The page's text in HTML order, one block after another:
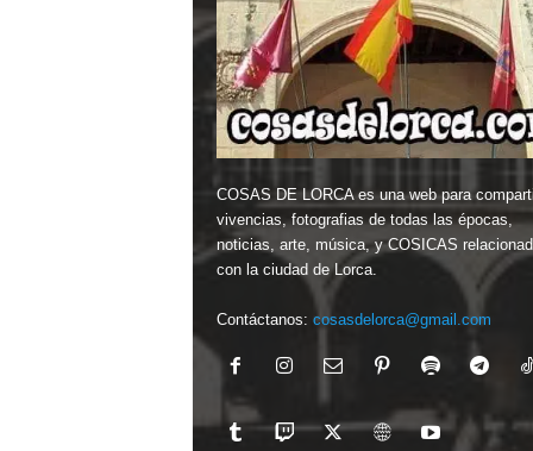
COSAS DE LORCA es una web para
vivencias, fotografias de todas las épocas,
noticias, arte, música, y COSICAS
con la ciudad de Lorca.
Contáctanos: cosasdelorca@gmail.com